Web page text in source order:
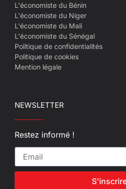
L'économiste du Bénin
L'économiste du Niger
L'économiste du Mali
L'économiste du Sénégal
Politique de confidentialités
Politique de cookies
Mention légale
NEWSLETTER
Restez informé !